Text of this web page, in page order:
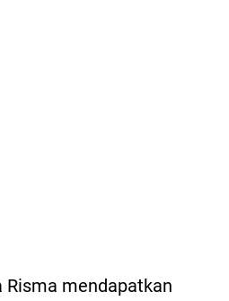
mendapatkan